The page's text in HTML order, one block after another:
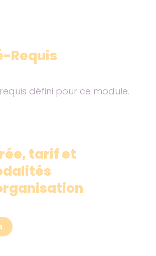
Requis
défini pour ce module.
tarif et